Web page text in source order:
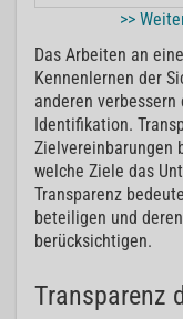
>>
Das Arbeiten an
Kennenlernen der
anderen
Identifikation.
Zielvereinbarungen
welche Ziele das
Transparenz
beteiligen und
berücksichtigen.
Transparenz